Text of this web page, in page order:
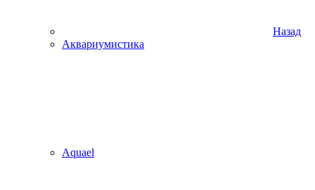
Назад
Аквариумистика
Aquael